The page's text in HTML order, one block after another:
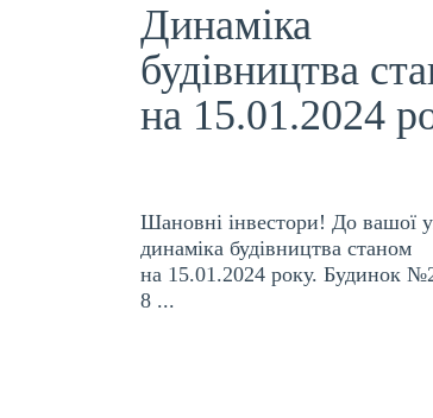
Динаміка
будівництва
на 15.01.2024
Шановні інвестори! До вашої
динаміка будівництва станом
на 15.01.2024 року. Будинок
8 ...